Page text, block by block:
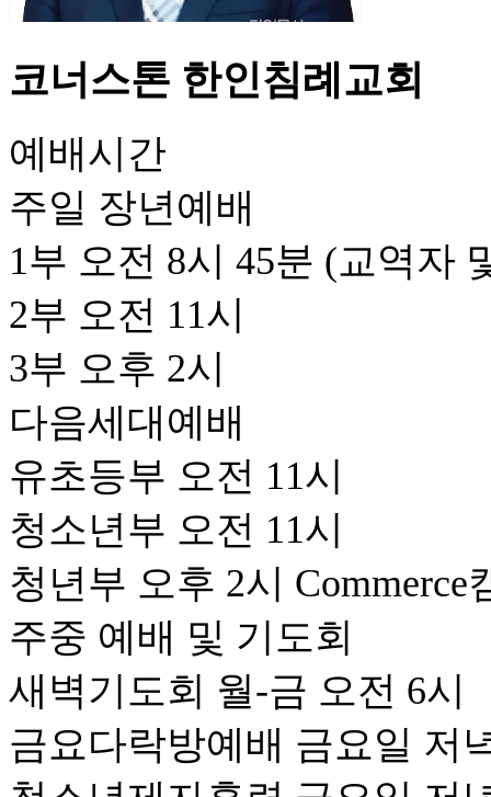
코너스톤 한인침례교회
​예배시간
주일 장년예배
1부 오전 8시 45분 (교역자
2부 오전 11시
3부 오후 2시
​다음세대예배
유초등부 오전 11시
청소년부 오전 11시
청년부 오후 2시
주중 예배 및 기도회
새벽기도회 월-금 오전 6시
금요다락방예배 금요일 저